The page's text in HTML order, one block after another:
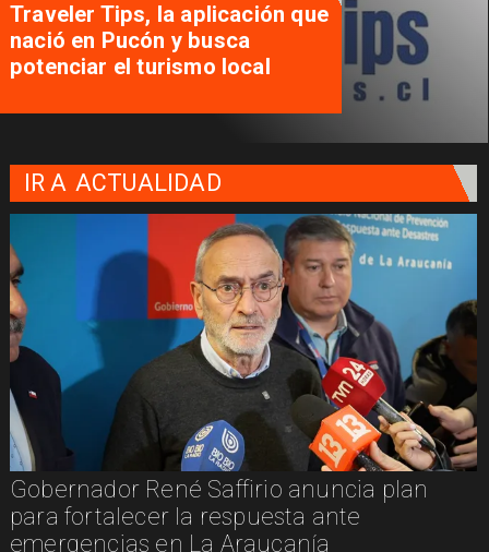
Traveler Tips, la aplicación que
nació en Pucón y busca
potenciar el turismo local
IR A ACTUALIDAD
Gobernador René Saffirio anuncia plan
para fortalecer la respuesta ante
emergencias en La Araucanía